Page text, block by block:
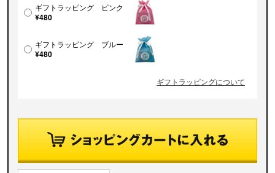
ギフトラッピング ピンク
¥480
ギフトラッピング ブルー
¥480
ギフトラッピングについて